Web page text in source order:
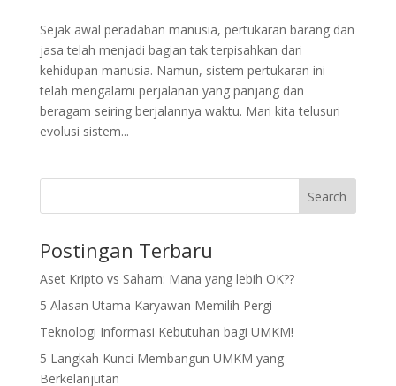
Sejak awal peradaban manusia, pertukaran barang dan
jasa telah menjadi bagian tak terpisahkan dari
kehidupan manusia. Namun, sistem pertukaran ini
telah mengalami perjalanan yang panjang dan
beragam seiring berjalannya waktu. Mari kita telusuri
evolusi sistem...
Search
Postingan Terbaru
Aset Kripto vs Saham: Mana yang lebih OK??
5 Alasan Utama Karyawan Memilih Pergi
Teknologi Informasi Kebutuhan bagi UMKM!
5 Langkah Kunci Membangun UMKM yang
Berkelanjutan